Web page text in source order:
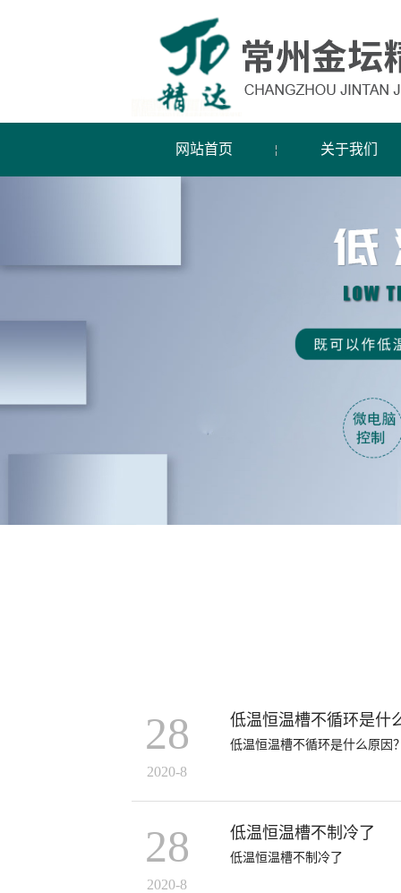
网站首页 关于我们
28
2020-8
低温恒温槽不循环是什
低温恒温槽不循环是什么原因
28
2020-8
低温恒温槽不制冷了
低温恒温槽不制冷了